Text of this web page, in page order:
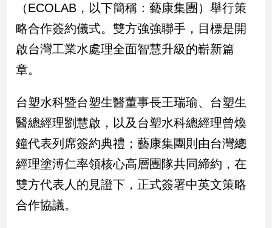
品
觀
民
調
會
焦
點
觀
點
兩
（ECOLAB，以下簡稱：藝康集團）舉行策
略合作簽約儀式。雙方強強聯手，目標是開
啟台灣工業水處理全面智慧升級的嶄新篇
章。
台塑水科暨台塑生醫董事長王瑞瑜、台塑生
醫總經理劉慧啟，以及台塑水科總經理曾煥
鐘代表列席簽約典禮；藝康集團則由台灣總
經理塗溥仁率領核心高層團隊共同締約，在
雙方代表人的見證下，正式簽署中英文策略
合作協議。